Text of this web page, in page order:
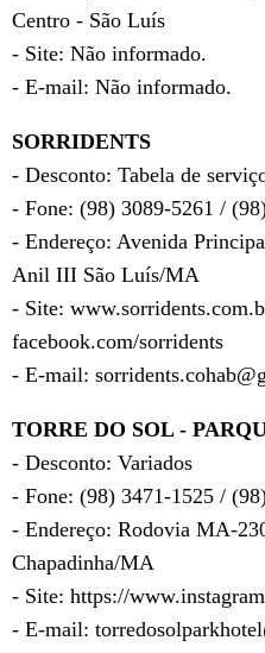
Centro - São Luís
- Site: Não informado.
- E-mail: Não informado.
SORRIDENTS
- Desconto: Tabela de
- Fone: (98) 3089-5261 /
- Endereço: Avenida
Anil III São Luís/MA
- Site:
facebook.com/sorridents
- E-mail:
TORRE DO SOL -
- Desconto: Variados
- Fone: (98) 3471-1525 /
- Endereço: Rodovia MA-
Chapadinha/MA
- Site: https://
- E-mail: